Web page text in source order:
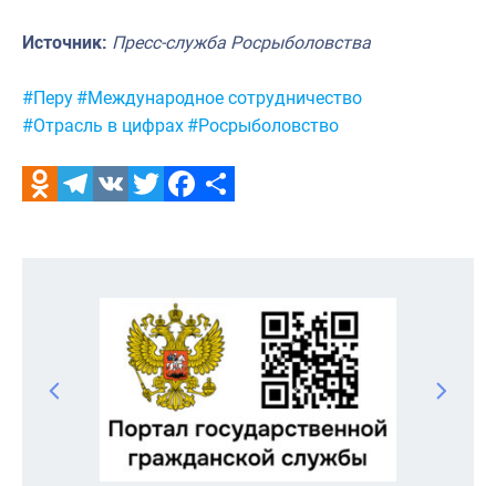
Источник: Пресс-служба Росрыболовства
Метки:
#Перу #Международное сотрудничество
#Отрасль в цифрах #Росрыболовство